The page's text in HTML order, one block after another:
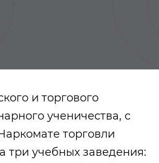
и торгового
ученичества, с
торговли
три учебных заведения: